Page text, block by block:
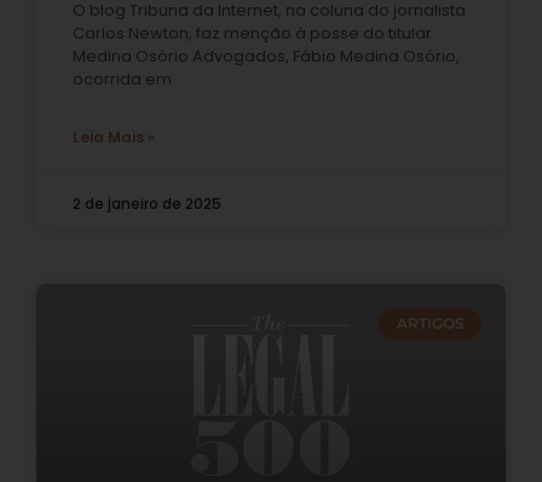
O blog Tribuna da Internet, na coluna do jornalista
Carlos Newton, faz menção à posse do titular
Medina Osório Advogados, Fábio Medina Osório,
ocorrida em
Leia Mais »
2 de janeiro de 2025
ARTIGOS